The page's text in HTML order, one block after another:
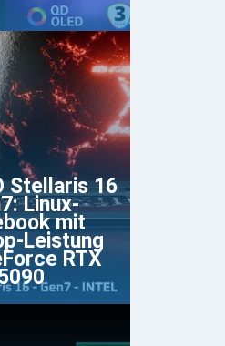
Stellaris 16
Linux-
mit
Leistung
RTX